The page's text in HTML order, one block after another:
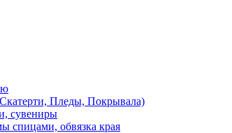
Пледы, Покрывала)
сувениры
спицами, обвязка края